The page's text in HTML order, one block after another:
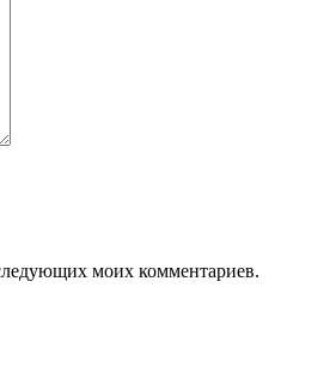
моих комментариев.